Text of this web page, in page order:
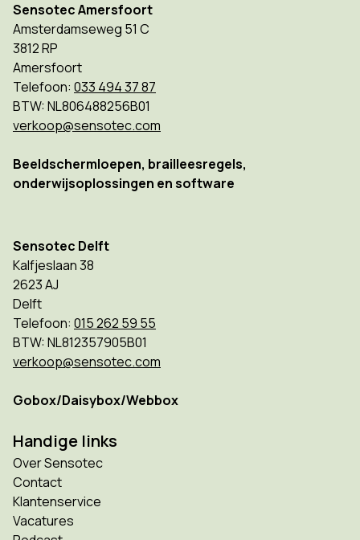
Sensotec Amersfoort
Amsterdamseweg 51 C
3812 RP
Amersfoort
Telefoon: 033 494 37 87
BTW: NL806488256B01
verkoop@sensotec.com
Beeldschermloepen, brailleesregels,
onderwijsoplossingen en software
Sensotec Delft
Kalfjeslaan 38
2623 AJ
Delft
Telefoon: 015 262 59 55
BTW: NL812357905B01
verkoop@sensotec.com
Gobox/Daisybox/Webbox
Handige links
Over Sensotec
Contact
Klantenservice
Vacatures